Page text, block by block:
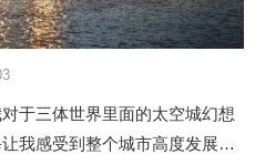
于三体世界里面的太空城幻想
我感受到整个城市高度发展…